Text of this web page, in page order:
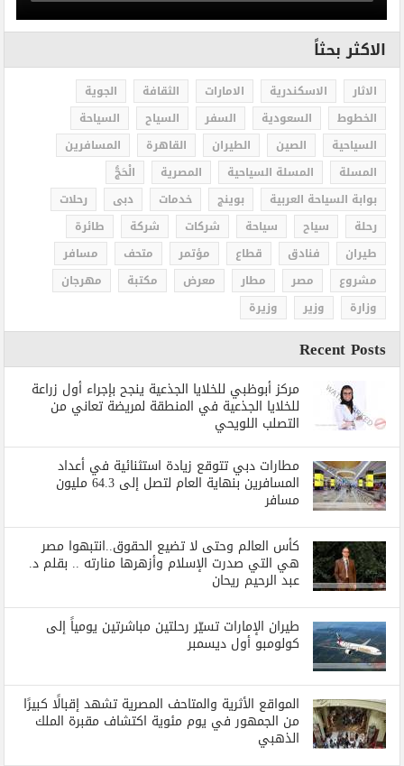
الاكثر بحثاً
الاثار الاسكندرية الامارات الثقافة
الجوية
الخطوط
السعودية السفر السياح
السياحة
السياحية
الصين الطيران القاهرة
المسافرين
المسلة
المسلة السياحية المصرية
الْحَجُّ
بوابة السياحة العربية
بوينج خدمات دبى
رحلات
رحلة
سياح سياحة شركات شركة
طائرة
طيران
فنادق قطاع مؤتمر متحف
مسافر
مشروع
مصر مطار معرض مكتبة
مهرجان
وزارة
وزير وزيرة
Recent Posts
مركز أبوظبي للخلايا الجذعية ينجح بإجراء أول زراعة
للخلايا الجذعية في المنطقة لمريضة تعاني من
التصلب اللويحي
مطارات دبي تتوقع زيادة استثنائية في أعداد
المسافرين بنهاية العام لتصل إلى 64.3 مليون
مسافر
كأس العالم وحتى لا تضيع الحقوق..انتبهوا مصر
هي التي صدرت الإسلام وأزهرها منارته .. بقلم د.
عبد الرحيم ريحان
طيران الإمارات تسيّر رحلتين مباشرتين يومياً إلى
كولومبو أول ديسمبر
المواقع الأثرية والمتاحف المصرية تشهد إقبالًا كبيرًا
من الجمهور في يوم مئوية اكتشاف مقبرة الملك
الذهبي